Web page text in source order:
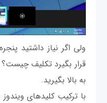
ولی اگر نیاز داشتید
قرار بگیرد تکلیف چیست؟
به بالا بگیرید.